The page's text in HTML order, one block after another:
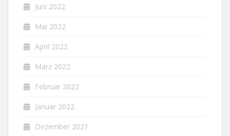
Juni 2022
Mai 2022
April 2022
März 2022
Februar 2022
Januar 2022
Dezember 2021